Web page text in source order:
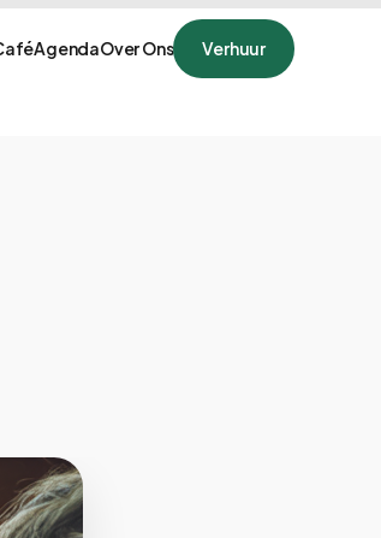
AgendaOver Ons Verhuur